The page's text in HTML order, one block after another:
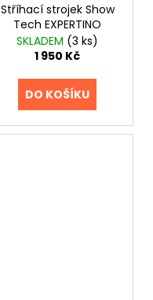
Stříhací strojek Show
Tech EXPERTINO
SKLADEM (3 ks)
1 950 Kč
DO KOŠÍKU